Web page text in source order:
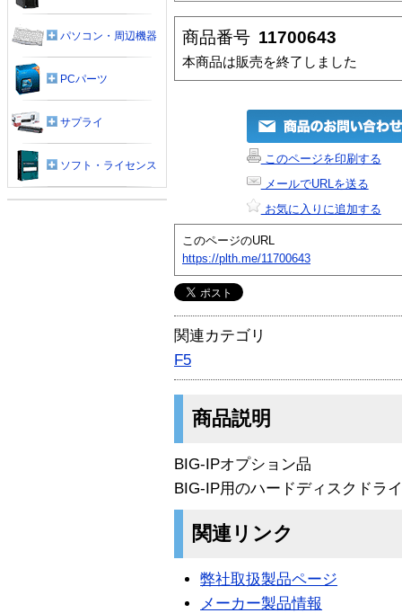
商品番号 11700643
本商品は販売を終了しました
このページを印刷する
メールでURLを送る
お気に入りに追加する
このページのURL
https://plth.me/11700643
関連カテゴリ
F5
商品説明
BIG-IPオプション品
BIG-IP用のハードディスクドラ
関連リンク
弊社取扱製品ページ
メーカー製品情報
パソコン・周辺機器
PCパーツ
サプライ
ソフト・ライセンス